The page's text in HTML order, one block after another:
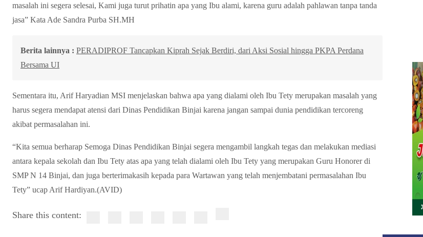
masalah ini segera selesai, Kami juga turut prihatin apa yang Ibu alami, karena guru adalah pahlawan tanpa tanda
jasa” Kata Ade Sandra Purba SH.MH
Berita lainnya : PERADIPROF Tancapkan Kiprah Sejak Berdiri, dari Aksi Sosial hingga PKPA Perdana
Bersama UI
Sementara itu, Arif Haryadian MSI menjelaskan bahwa apa yang dialami oleh Ibu Tety merupakan masalah yang
harus segera mendapat atensi dari Dinas Pendidikan Binjai karena jangan sampai dunia pendidikan tercoreng
akibat permasalahan ini.
“Kita semua berharap Semoga Dinas Pendidikan Binjai segera mengambil langkah tegas dan melakukan mediasi
antara kepala sekolah dan Ibu Tety atas apa yang telah dialami oleh Ibu Tety yang merupakan Guru Honorer di
SMP N 14 Binjai, dan juga berterimakasih kepada para Wartawan yang telah menjembatani permasalahan Ibu
Tety” ucap Arif Hardiyan.(AVID)
Share this content: